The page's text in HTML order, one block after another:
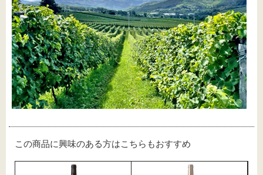
この商品に興味のある方はこちらもおすすめ